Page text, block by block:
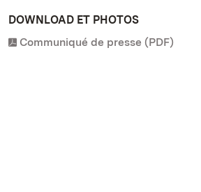
DOWNLOAD ET PHOTOS
Communiqué de presse (PDF)